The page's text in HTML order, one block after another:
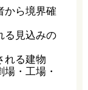
から境界確
る見込みの
れる建物
・工場・